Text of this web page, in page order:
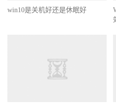
win10是关机好还是休眠好